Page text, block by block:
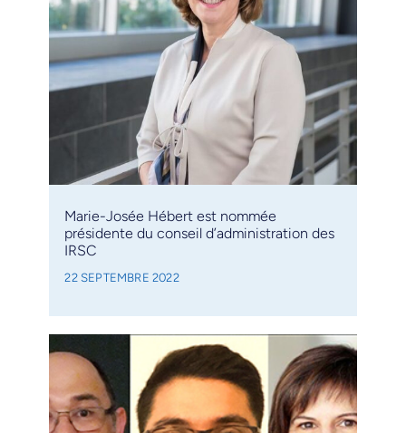
Marie-Josée Hébert est nommée
présidente du conseil d’administration des
IRSC
22 SEPTEMBRE 2022